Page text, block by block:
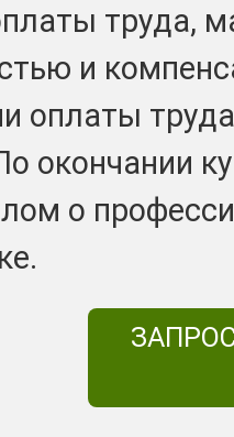
труда,
и
оплаты
окончании
о